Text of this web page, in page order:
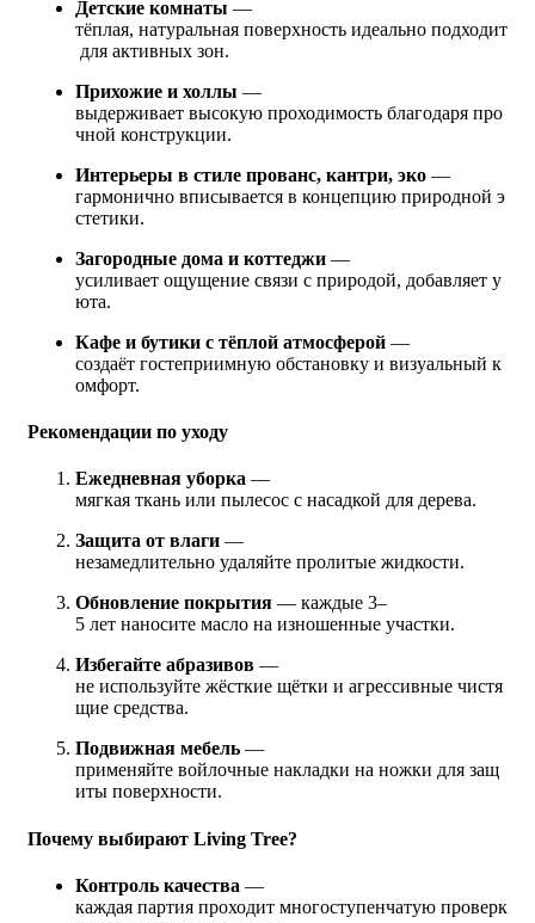
Детские комнаты —
тёплая, натуральная поверхность идеально подходит
для активных зон.
Прихожие и холлы —
выдерживает высокую проходимость благодаря про
чной конструкции.
Интерьеры в стиле прованс, кантри, эко —
гармонично вписывается в концепцию природной э
стетики.
Загородные дома и коттеджи —
усиливает ощущение связи с природой, добавляет у
юта.
Кафе и бутики с тёплой атмосферой —
создаёт гостеприимную обстановку и визуальный к
омфорт.
Рекомендации по уходу
Ежедневная уборка —
мягкая ткань или пылесос с насадкой для дерева.
Защита от влаги —
незамедлительно удаляйте пролитые жидкости.
Обновление покрытия — каждые 3–
5 лет наносите масло на изношенные участки.
Избегайте абразивов —
не используйте жёсткие щётки и агрессивные чистя
щие средства.
Подвижная мебель —
применяйте войлочные накладки на ножки для защ
иты поверхности.
Почему выбирают Living Tree?
Контроль качества —
каждая партия проходит многоступенчатую проверк